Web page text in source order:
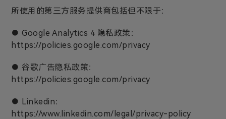
所使用的第三方服务提供商包括但不限于：
● Google Analytics 4 隐私政策：
https://policies.google.com/privacy
● 谷歌广告隐私政策：
https://policies.google.com/privacy
● Linkedin：
https://www.linkedin.com/legal/privacy-policy